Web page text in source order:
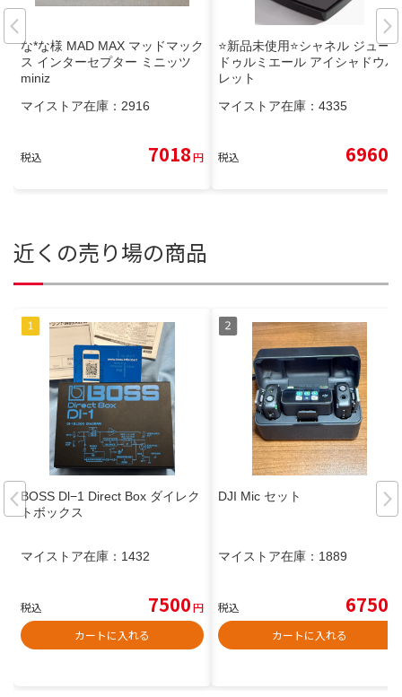
な*な様 MAD MAX マッドマック
ス インターセプター ミニッツ
miniz
マイストア在庫： 2916
税込 7018円
⭐️新品未使用⭐️シャネル ジュー
ドゥルミエール アイシャドウパ
レット
マイストア在庫： 4335
税込 6960
近くの売り場の商品
BOSS Dl−1 Direct Box ダイレク
トボックス
マイストア在庫： 1432
税込 7500円
カートに入れる
DJI Mic セット
マイストア在庫： 1889
税込 6750
カートに入れる